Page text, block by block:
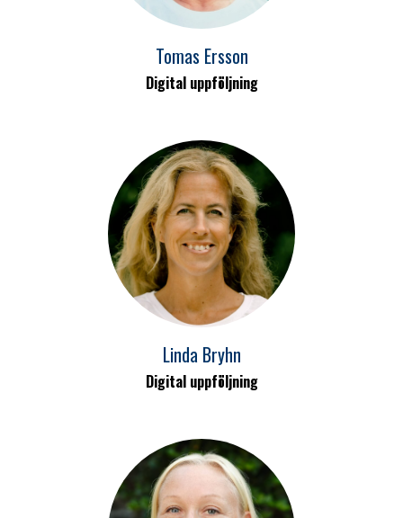
Tomas Ersson
Digital uppföljning
Linda Bryhn
Digital uppföljning